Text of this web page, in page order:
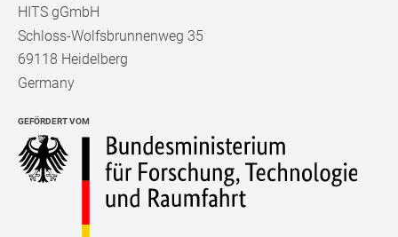
HITS gGmbH
Schloss-Wolfsbrunnenweg 35
69118 Heidelberg
Germany
GEFÖRDERT VOM